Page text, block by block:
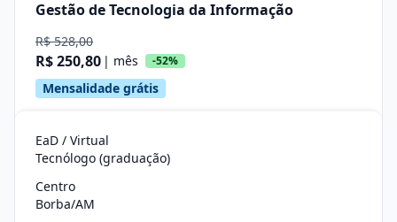
Gestão de Tecnologia da Informação
R$ 528,00
R$ 250,80 | mês -52%
Mensalidade grátis
EaD / Virtual
Tecnólogo (graduação)
Centro
Borba/AM